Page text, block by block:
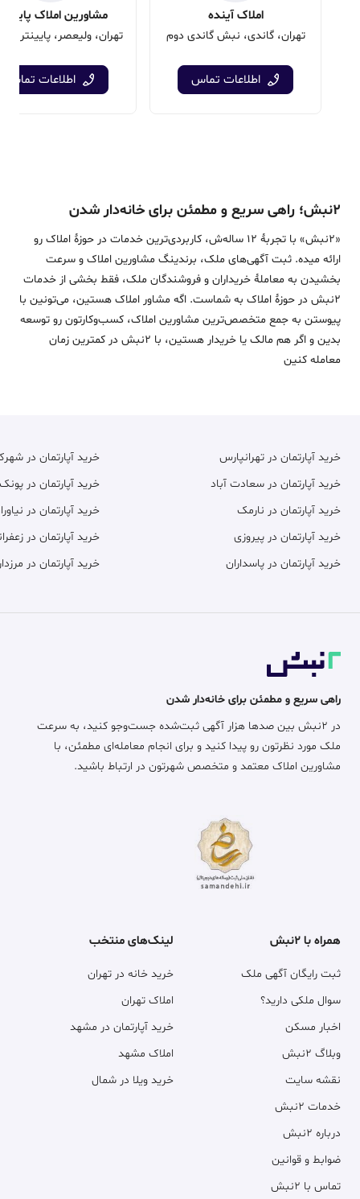
املاک آینده
تهران، گاندی، نبش گاندی دوم
اطلاعات تماس
مشاورین املاک
اطلاعات تماس
۲نبش؛ راهی سریع و مطمئن برای خانه‌دار شدن
«2نبش» با تجربۀ 12 ساله‌ش، کاربردی‌ترین خدمات در حوزۀ املاک رو
ارائه میده. ثبت آگهی‌های ملک، برندینگ مشاورین املاک و سرعت
بخشیدن به معاملۀ خریداران و فروشندگان ملک، فقط بخشی از خدمات
2نبش در حوزۀ املاک به شماست. اگه مشاور املاک هستین، می‌تونین با
پیوستن به جمع متخصص‌ترین مشاورین املاک، کسب‌وکارتون رو توسعه
بدین و اگر هم مالک یا خریدار هستین، با 2نبش در کمترین زمان
معامله‌ کنین
خرید آپارتمان در تهرانپارس
خرید آپارتمان در سعادت آباد
خرید آپارتمان در نارمک
خرید آپارتمان در پیروزی
خرید آپارتمان در پاسداران
خرید آپارتمان در
خرید آپارتمان در
خرید آپارتمان در
خرید آپارتمان در
خرید آپارتمان در
راهی سریع و مطمئن برای خانه‌دار شدن
در ۲نبش بین صدها هزار آگهی ثبت‌شده جست‌وجو کنید، به سرعت
ملک مورد نظرتون رو پیدا کنید و برای انجام معامله‌ای مطمئن، با
مشاورین املاک معتمد و متخصص شهرتون در ارتباط باشید.
همراه با ۲نبش
ثبت رایگان آگهی ملک
سوال ملکی دارید؟
اخبار مسکن
وبلاگ ۲نبش
نقشه سایت
خدمات ۲نبش
درباره ۲نبش
ضوابط و قوانین
تماس با ۲نبش
لینک‌های منتخب
خرید خانه در تهران
املاک تهران
خرید آپارتمان در مشهد
املاک مشهد
خرید ویلا در شمال